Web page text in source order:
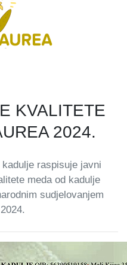
KVALITETE
2024.
raspisuje javni
meda od kadulje
sudjelovanjem